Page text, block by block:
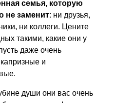
семья, которую
не заменит: ни друзья,
ни коллеги. Цените
такими, какие они у
даже очень
и
души они вас очень